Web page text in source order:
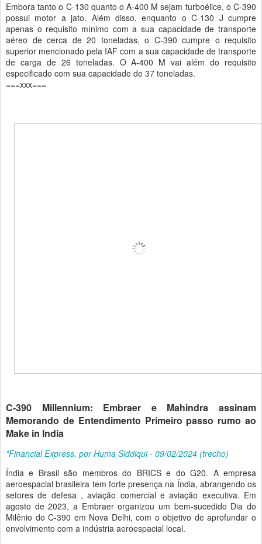
Embora tanto o C-130 quanto o A-400 M sejam turboélice, o C-390
possui motor a jato. Além disso, enquanto o C-130 J cumpre
apenas o requisito mínimo com a sua capacidade de transporte
aéreo de cerca de 20 toneladas, o C-390 cumpre o requisito
superior mencionado pela IAF com a sua capacidade de transporte
de carga de 26 toneladas. O A-400 M vai além do requisito
especificado com sua capacidade de 37 toneladas.
===xxx===
C-390 Millennium: Embraer e Mahindra assinam
Memorando de Entendimento Primeiro passo rumo ao
Make in India
*Financial Express, por Huma Siddiqui - 09/02/2024 (trecho)
Índia e Brasil são membros do BRICS e do G20. A empresa
aeroespacial brasileira tem forte presença na Índia, abrangendo os
setores de defesa , aviação comercial e aviação executiva. Em
agosto de 2023, a Embraer organizou um bem-sucedido Dia do
Milênio do C-390 em Nova Delhi, com o objetivo de aprofundar o
envolvimento com a indústria aeroespacial local.